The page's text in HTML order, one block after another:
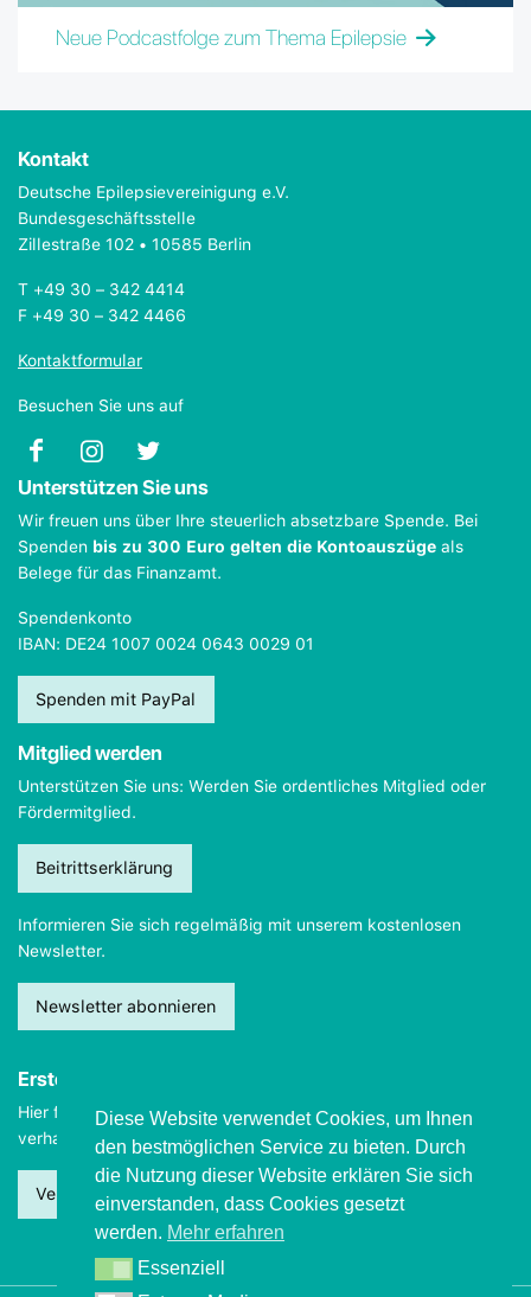
Neue Podcastfolge zum Thema Epilepsie
Kontakt
Deutsche Epilepsievereinigung e.V.
Bundesgeschäftsstelle
Zillestraße 102 • 10585 Berlin
T +49 30 – 342 4414
F +49 30 – 342 4466
Kontaktformular
Besuchen Sie uns auf
Unterstützen Sie uns
Wir freuen uns über Ihre steuerlich absetzbare Spende. Bei
Spenden bis zu 300 Euro gelten die Kontoauszüge als
Belege für das Finanzamt.
Spendenkonto
IBAN: DE24 1007 0024 0643 0029 01
Spenden mit PayPal
Mitglied werden
Unterstützen Sie uns: Werden Sie ordentliches Mitglied oder
Fördermitglied.
Beitrittserklärung
Informieren Sie sich regelmäßig mit unserem kostenlosen
Newsletter.
Newsletter abonnieren
Erste Hilfe
Hier finden Sie wichtige Informationen, wie Sie sichim Notfall
verhalten sollten.
Verhalten beim Grand mal
Diese Website verwendet Cookies, um Ihnen
den bestmöglichen Service zu bieten. Durch
die Nutzung dieser Website erklären Sie sich
einverstanden, dass Cookies gesetzt
werden. Mehr erfahren
EssenziellEssenziell